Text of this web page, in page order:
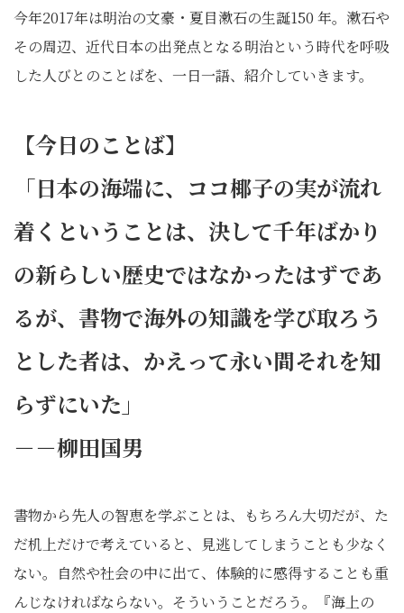
今年2017年は明治の文豪・夏目漱石の生誕150 年。漱石や
その周辺、近代日本の出発点となる明治という時代を呼吸
した人びとのことばを、一日一語、紹介していきます。
【今日のことば】
「日本の海端に、ココ椰子の実が流れ
着くということは、決して千年ばかり
の新らしい歴史ではなかったはずであ
るが、書物で海外の知識を学び取ろう
とした者は、かえって永い間それを知
らずにいた」
－－柳田国男
書物から先人の智恵を学ぶことは、もちろん大切だが、た
だ机上だけで考えていると、見逃してしまうことも少なく
ない。自然や社会の中に出て、体験的に感得することも重
んじなければならない。そういうことだろう。『海上の